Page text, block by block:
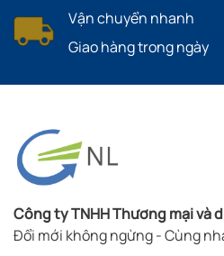
Vận chuyển nhanh
Giao hàng trong ngày
Công ty TNHH Thương mại và
Đổi mới không ngừng - Cùng